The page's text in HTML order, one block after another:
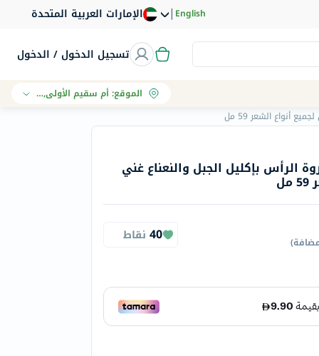
الإمارات العربية المتحدة |English
تسجيل الدخول / الدخول
الموقع:أم سقيم الأولى, دبي
أنواع الشعر 59 مل
الرأس بإكليل الجبل والنعناع غني
)
40 نقاط